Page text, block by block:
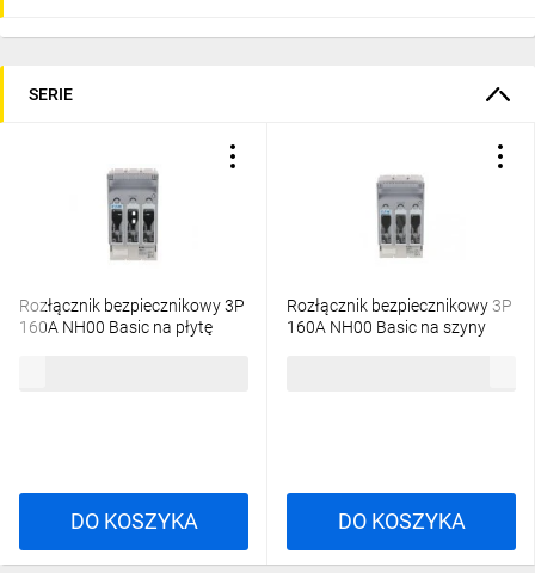
SERIE
Rozłącznik bezpiecznikowy 3P
160A NH00 Basic na płytę
DO KOSZYKA
Rozłącznik bezpiecznikowy 3P
160A NH00 Basic na szyny
DO KOSZYKA